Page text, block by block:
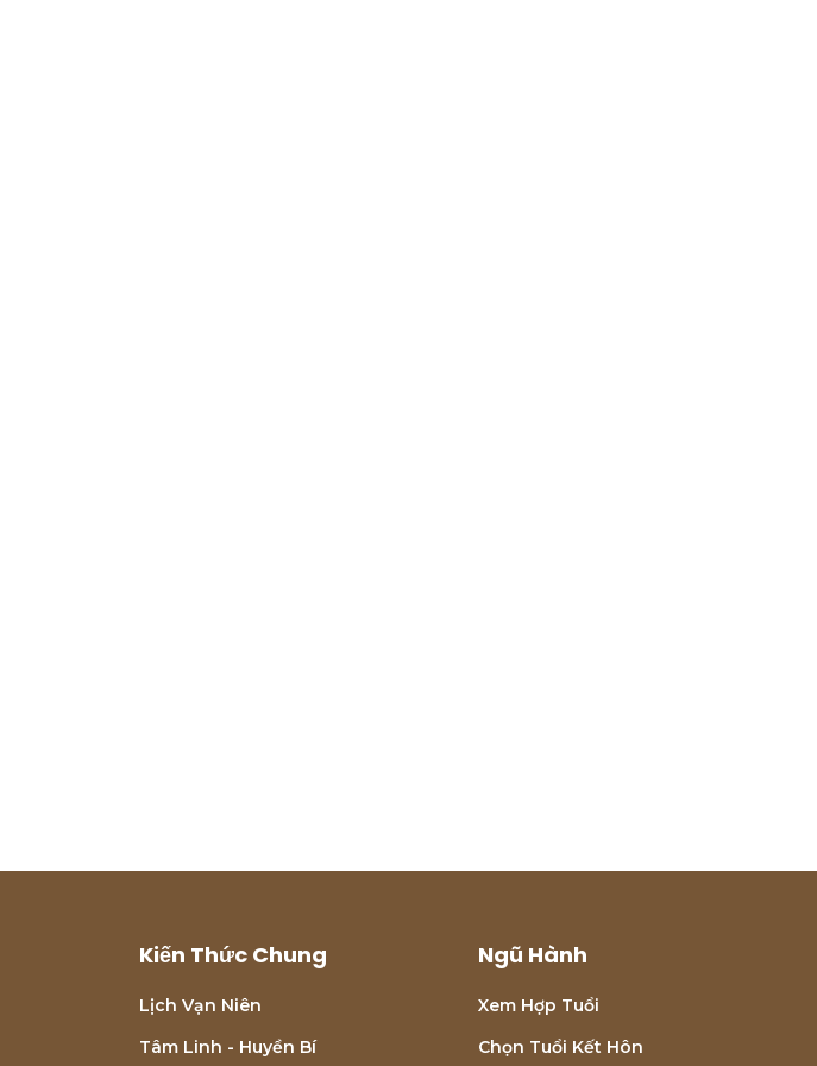
Kiến Thức Chung
Lịch Vạn Niên
Tâm Linh - Huyền Bí
Ngũ Hành
Xem Hợp Tuổi
Chọn Tuổi Kết Hôn